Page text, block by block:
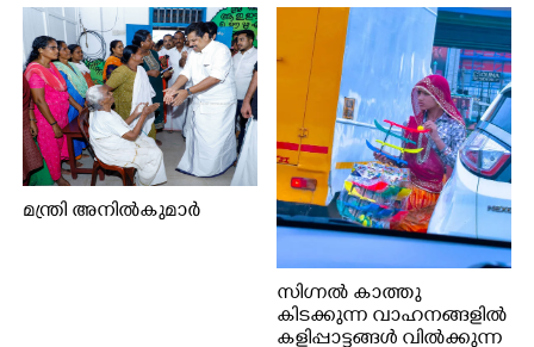
മന്ത്രി അനിൽകുമാർ
സിഗ്നൽ കാത്തു
കിടക്കുന്ന വാഹനങ്ങളിൽ
കളിപ്പാട്ടങ്ങൾ വിൽക്കുന്ന